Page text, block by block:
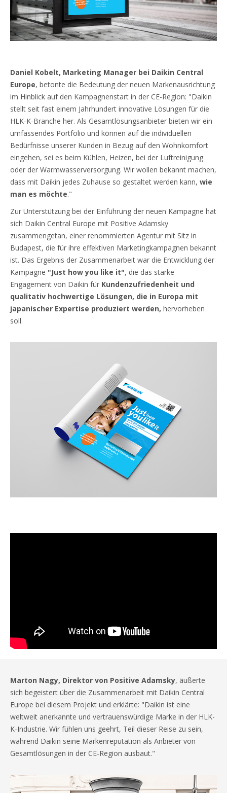
Daniel Kobelt, Marketing Manager bei Daikin Central
Europe, betonte die Bedeutung der neuen Markenausrichtung
im Hinblick auf den Kampagnenstart in der CE-Region: "Daikin
stellt seit fast einem Jahrhundert innovative Lösungen für die
HLK-K-Branche her. Als Gesamtlösungsanbieter bieten wir ein
umfassendes Portfolio und können auf die individuellen
Bedürfnisse unserer Kunden in Bezug auf den Wohnkomfort
eingehen, sei es beim Kühlen, Heizen, bei der Luftreinigung
oder der Warmwasserversorgung. Wir wollen bekannt machen,
dass mit Daikin jedes Zuhause so gestaltet werden kann, wie
man es möchte."
Zur Unterstützung bei der Einführung der neuen Kampagne hat
sich Daikin Central Europe mit Positive Adamsky
zusammengetan, einer renommierten Agentur mit Sitz in
Budapest, die für ihre effektiven Marketingkampagnen bekannt
ist. Das Ergebnis der Zusammenarbeit war die Entwicklung der
Kampagne "Just how you like it", die das starke
Engagement von Daikin für Kundenzufriedenheit und
qualitativ hochwertige Lösungen, die in Europa mit
japanischer Expertise produziert werden, hervorheben
soll.
Marton Nagy, Direktor von Positive Adamsky, äußerte
sich begeistert über die Zusammenarbeit mit Daikin Central
Europe bei diesem Projekt und erklärte: "Daikin ist eine
weltweit anerkannte und vertrauenswürdige Marke in der HLK-
K-Industrie. Wir fühlen uns geehrt, Teil dieser Reise zu sein,
während Daikin seine Markenreputation als Anbieter von
Gesamtlösungen in der CE-Region ausbaut."